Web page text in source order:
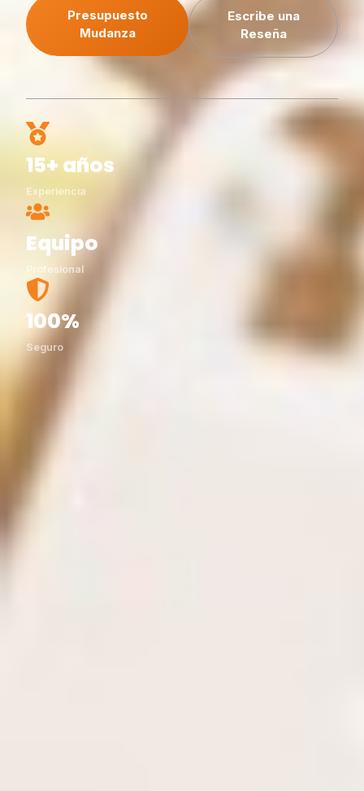
Presupuesto
Mudanza
Escribe una
Reseña
15+ años
Experiencia
Equipo
Profesional
100%
Seguro